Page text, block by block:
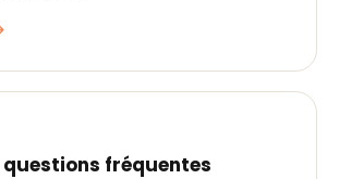
questions fréquentes